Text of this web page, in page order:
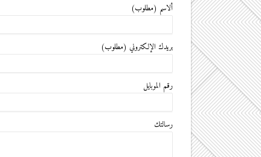
ألاسم (مطلوب)
بريدك الإلكتروني (مطلوب)
رقم الموبايل
رسالتك